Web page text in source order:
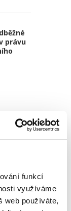
funkcí
využíváme
web používáte,
právu